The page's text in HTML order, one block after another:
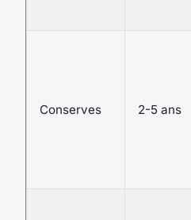
Conserves 2-5 ans